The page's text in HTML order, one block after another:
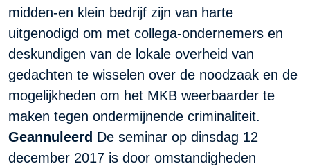
midden-en klein bedrijf zijn van harte
uitgenodigd om met collega-ondernemers en
deskundigen van de lokale overheid van
gedachten te wisselen over de noodzaak en de
mogelijkheden om het MKB weerbaarder te
maken tegen ondermijnende criminaliteit.
Geannuleerd De seminar op dinsdag 12
december 2017 is door omstandigheden